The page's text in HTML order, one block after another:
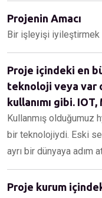
Projenin Amacı
Bir işleyişi
Proje içindeki en
teknoloji veya var
kullanımı gibi.
Kullanmış olduğumuz
bir teknolojiydi. Eski
ayrı bir dünyaya adım
Proje kurum